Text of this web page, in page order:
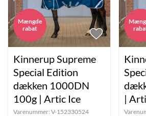
Mængde
rabat
Kinnerup Supreme
Special Edition
dækken 1000DN
100g | Artic Ice
Varenummer: V-152330524
|